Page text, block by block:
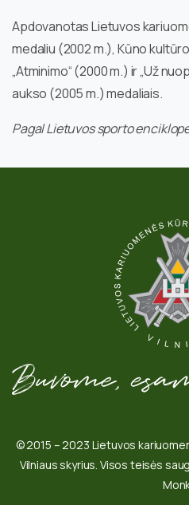
Apdovanotas Lietuvos
medaliu (2002 m.), Kūno
„Atminimo“ (2000 m.) ir „Už
aukso (2005 m.) medaliais.
Pagal Lietuvos sporto
© 2015 – 2023 Lietuvos
Vilniaus skyrius. Visos teisės